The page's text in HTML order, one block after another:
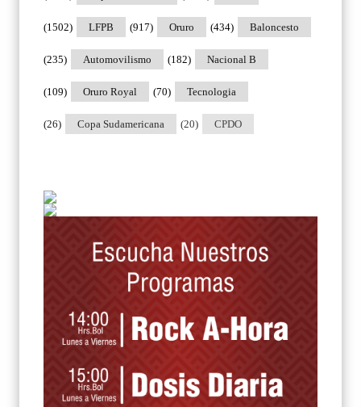
LFPB
(1502) Oruro
(917) Baloncesto
(434)
Automovilismo
(235) Nacional B
(182)
Oruro Royal
(109) Tecnologia
(70)
Copa Sudamericana
(26) CPDO
(20)